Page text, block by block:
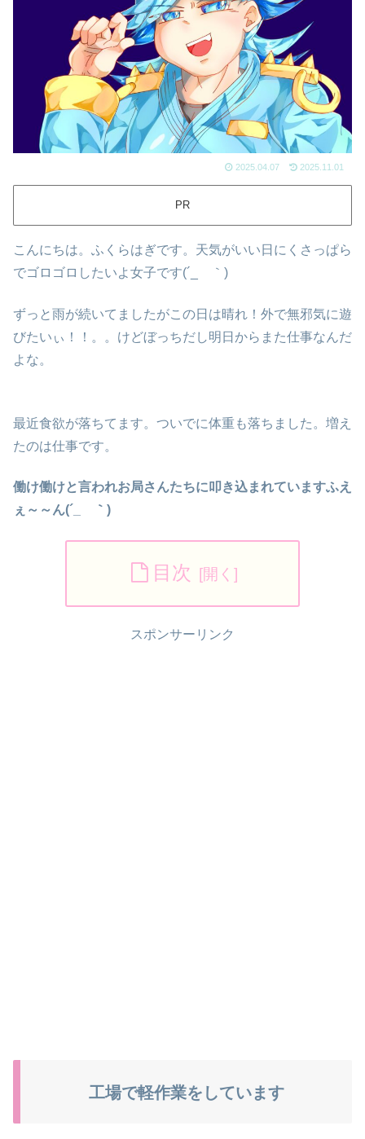
2025.04.07 2025.11.01
PR
こんにちは。ふくらはぎです。天気がいい日にくさっぱら
でゴロゴロしたいよ女子です(´_ゝ｀)
ずっと雨が続いてましたがこの日は晴れ！外で無邪気に遊
びたいぃ！！。。けどぼっちだし明日からまた仕事なんだ
よな。
最近食欲が落ちてます。ついでに体重も落ちました。増え
たのは仕事です。
働け働けと言われお局さんたちに叩き込まれていますふえ
ぇ～～ん(´_ゝ｀)
目次
スポンサーリンク
工場で軽作業をしています